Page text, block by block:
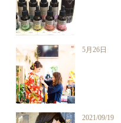
5月26日
2021/09/19